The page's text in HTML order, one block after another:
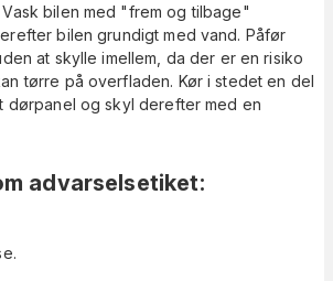
Vask bilen med "frem og tilbage"
bilen grundigt med vand. Påfør
at skylle imellem, da der er en risiko
tørre på overfladen. Kør i stedet en del
dørpanel og skyl derefter med en
advarselsetiket: